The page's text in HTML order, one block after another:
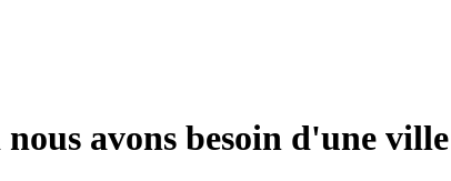
avons besoin d'une